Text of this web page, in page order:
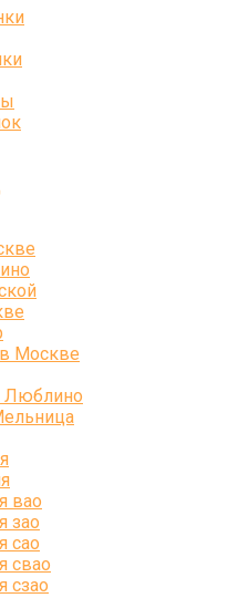
Москве
Люблино
вао
зао
сао
свао
сзао